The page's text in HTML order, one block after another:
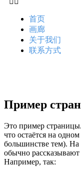
首页
画廊
关于我们
联系方式
Пример
Это пример
что остаётся на
большинстве тем). На
обычно
Например, так: